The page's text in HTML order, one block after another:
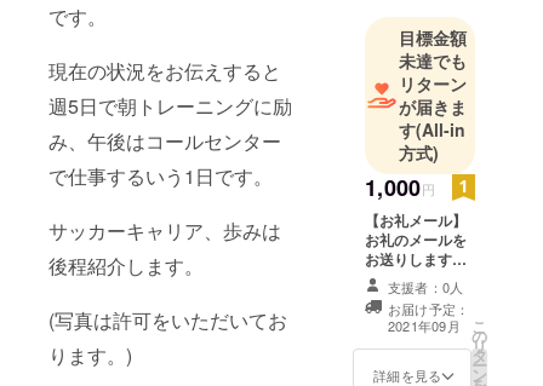
です。
現在の状況をお伝えすると
週5日で朝トレーニングに励
み、午後はコールセンター
で仕事するいう1日です。
サッカーキャリア、歩みは
後程紹介します。
(写真は許可をいただいてお
ります。)
目標金額
未達でも
リターン
が届きま
す(All-in
方式)
1,000円
【お礼メール】
お礼のメールを
お送りします。
「頑張れ!」と応
援してくださる
方向けです。皆
様の支援のおか
げで挑戦するこ
とができます。
支援者：0人
お届け予定：
2021年09月
詳細を見る
こ
の
リ
タ
ー
ン